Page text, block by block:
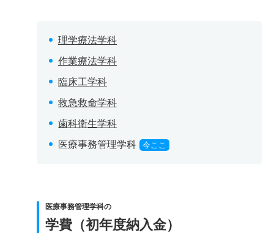
理学療法学科
作業療法学科
臨床工学科
救急救命学科
歯科衛生学科
医療事務管理学科
今ここ
医療事務管理学科の
学費（初年度納入金）